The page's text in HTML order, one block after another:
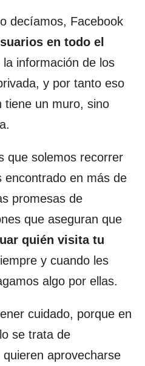
decíamos, Facebook
en todo el
información de los
y por tanto eso
tiene un muro, sino
que solemos recorrer
encontrado en más de
promesas de
que aseguran que
quién visita tu
y cuando les
algo por ellas.
cuidado, porque en
se trata de
aprovecharse